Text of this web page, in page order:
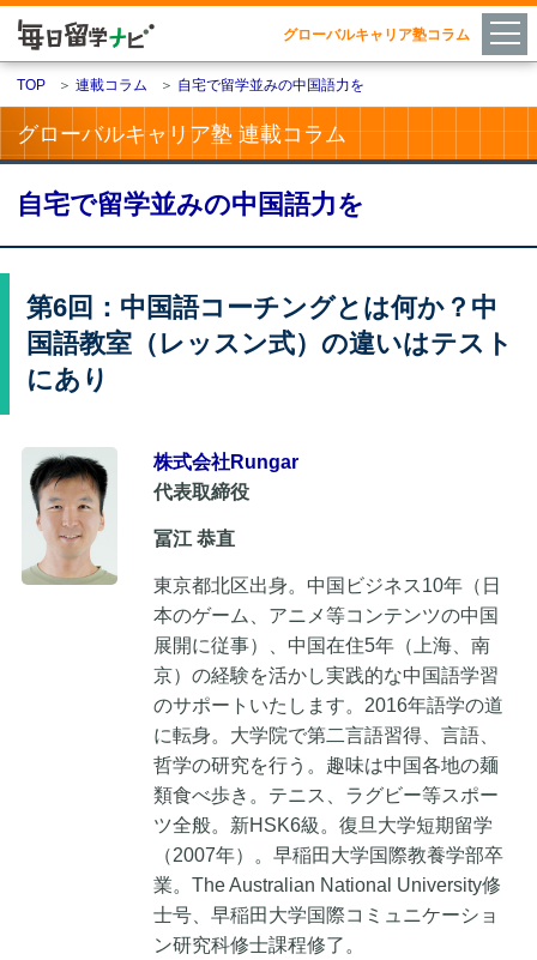
グローバルキャリア塾コラム
TOP ＞ 連載コラム ＞ 自宅で留学並みの中国語力を
グローバルキャリア塾 連載コラム
自宅で留学並みの中国語力を
第6回：中国語コーチングとは何か？中
国語教室（レッスン式）の違いはテスト
にあり
株式会社Rungar
代表取締役
冨江 恭直
東京都北区出身。中国ビジネス10年（日
本のゲーム、アニメ等コンテンツの中国
展開に従事）、中国在住5年（上海、南
京）の経験を活かし実践的な中国語学習
のサポートいたします。2016年語学の道
に転身。大学院で第二言語習得、言語、
哲学の研究を行う。趣味は中国各地の麺
類食べ歩き。テニス、ラグビー等スポー
ツ全般。新HSK6級。復旦大学短期留学
（2007年）。早稲田大学国際教養学部卒
業。The Australian National University修
士号、早稲田大学国際コミュニケーショ
ン研究科修士課程修了。